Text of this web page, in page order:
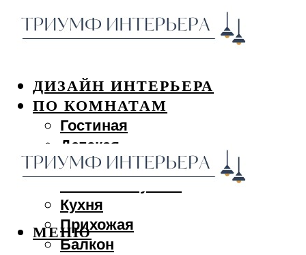
ДИЗАЙН ИНТЕРЬЕРА
ПО КОМНАТАМ
Гостиная
Детская
Спальня
Кухня
Прихожая
Балкон
МЕНЮ